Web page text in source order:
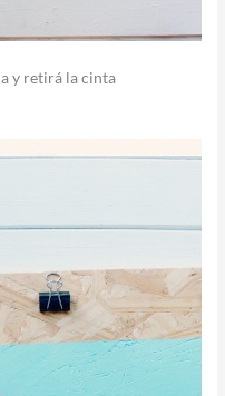
y retirá la cinta